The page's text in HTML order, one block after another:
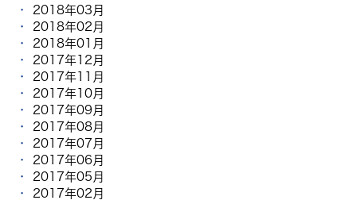
2018年03月
2018年02月
2018年01月
2017年12月
2017年11月
2017年10月
2017年09月
2017年08月
2017年07月
2017年06月
2017年05月
2017年02月